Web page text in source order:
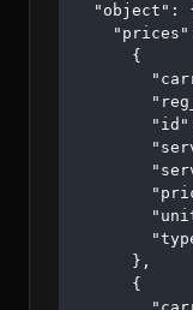
"object":
      {
      },
      {